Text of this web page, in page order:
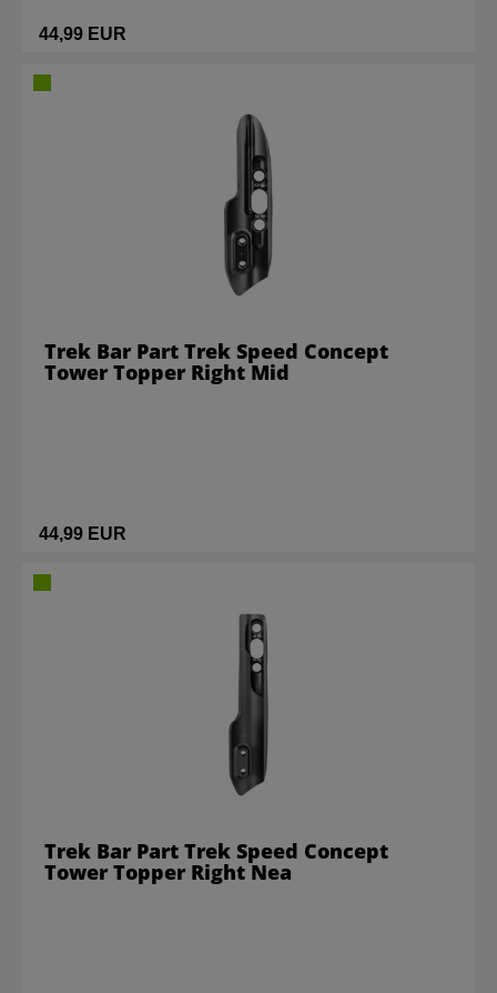
44,99 EUR
44,99 EUR
Trek Bar Part Trek Speed Concept
Tower Topper Right Mid
Trek Bar Part Trek Speed Concept
Tower Topper Right Nea